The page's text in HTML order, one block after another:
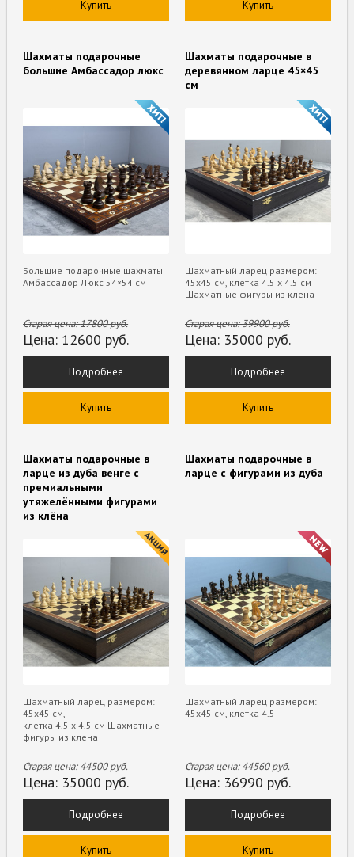
Купить Купить
Шахматы подарочные
большие Амбассадор люкс
Большие подарочные шахматы
Амбассадор Люкс 54×54 см
Старая цена:17800руб.
Цена: 12600 руб.
Подробнее
Купить
Шахматы подарочные в
деревянном ларце 45×45
см
Шахматный ларец размером:
45х45 см, клетка 4.5 х 4.5 см
Шахматные фигуры из клена
Старая цена:39900руб.
Цена: 35000 руб.
Подробнее
Купить
Шахматы подарочные в
ларце из дуба венге с
премиальными
утяжелёнными фигурами
из клёна
Шахматный ларец размером:
45х45 см,
клетка 4.5 х 4.5 см Шахматные
фигуры из клена
Старая цена:44500руб.
Цена: 35000 руб.
Подробнее
Купить
Шахматы подарочные в
ларце с фигурами из дуба
Шахматный ларец размером:
45х45 см, клетка 4.5
Старая цена:44560руб.
Цена: 36990 руб.
Подробнее
Купить